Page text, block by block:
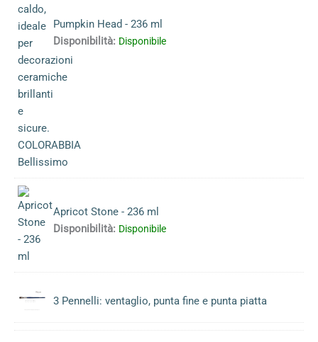
Pumpkin Head - 236 ml
Disponibilità: Disponibile
Apricot Stone - 236 ml
Disponibilità: Disponibile
3 Pennelli: ventaglio, punta fine e punta piatta